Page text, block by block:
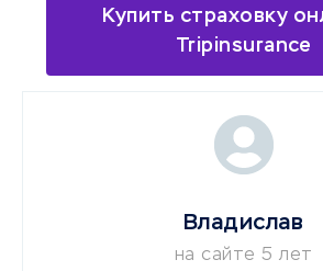
Купить страховку
Tripinsurance
Владислав
на сайте 5 лет